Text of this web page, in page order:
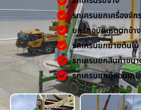
รถเครนยกเครื่องจัก
ยกรถอุบัติเหตุตกข้า
รถเครนยกย้ายต้นไม้
รถเครนยกสินค้าขน
รถเครนยกตู้คอนเทน